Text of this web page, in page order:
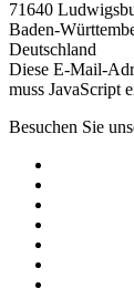
71640
Baden-
Deutschland
Diese E-Mail-
muss JavaScript
Besuchen Sie